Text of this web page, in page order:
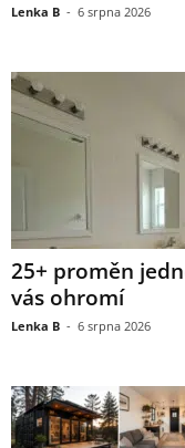
Lenka B - 6 srpna 2026
25+ proměn
vás ohromí
Lenka B - 6 srpna 2026